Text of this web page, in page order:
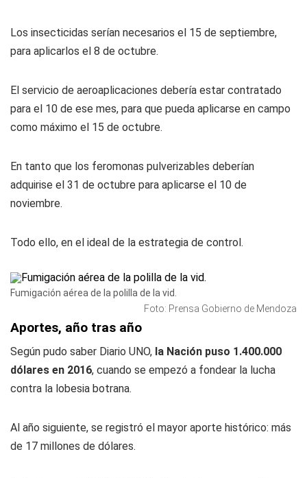
Los insecticidas serían necesarios el 15 de septiembre,
para aplicarlos el 8 de octubre.
El servicio de aeroaplicaciones debería estar contratado
para el 10 de ese mes, para que pueda aplicarse en campo
como máximo el 15 de octubre.
En tanto que los feromonas pulverizables deberían
adquirise el 31 de octubre para aplicarse el 10 de
noviembre.
Todo ello, en el ideal de la estrategia de control.
Fumigación aérea de la polilla de la vid.
Foto: Prensa Gobierno de Mendoza
Aportes, año tras año
Según pudo saber Diario UNO, la Nación puso 1.400.000
dólares en 2016, cuando se empezó a fondear la lucha
contra la lobesia botrana.
Al año siguiente, se registró el mayor aporte histórico: más
de 17 millones de dólares.